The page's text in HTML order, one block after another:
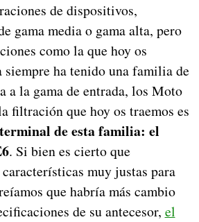
de dispositivos,
gama media o gama alta, pero
como la que hoy os
ha tenido una familia de
a la gama de entrada, los Moto
filtración que hoy os traemos es
de esta familia: el
. Si bien es cierto que
características muy justas para
que habría más cambio
de su antecesor, el